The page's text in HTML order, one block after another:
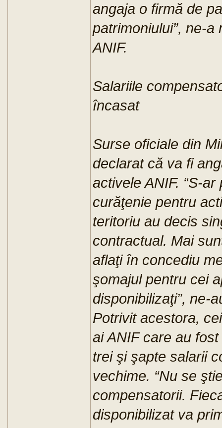
angaja o firmă de
patrimoniului”, ne-
ANIF.
Salariile
încasat
Surse oficiale din
declarat că va fi
activele ANIF. “S-
curăţenie pentru
teritoriu au decis
contractual. Mai
aflaţi în concediu
şomajul pentru cei
disponibilizaţi”, ne-
Potrivit acestora,
ai ANIF care au
trei şi şapte salarii
vechime. “Nu se
compensatorii.
disponibilizat va